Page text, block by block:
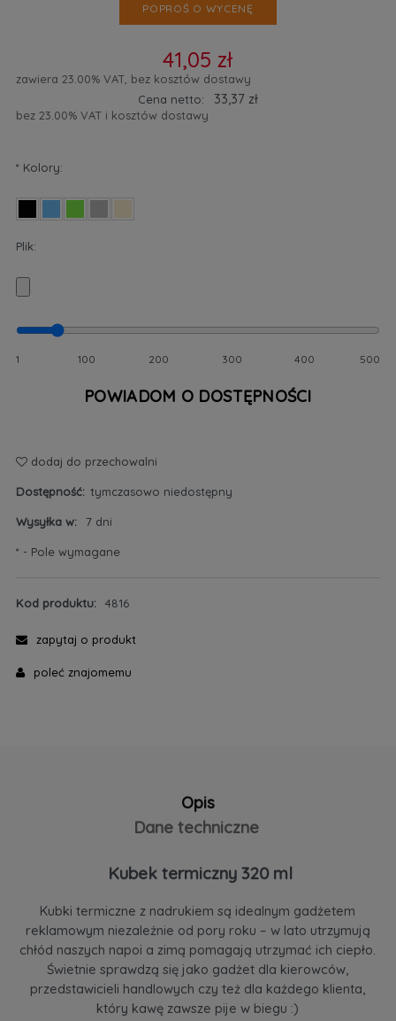
POPROŚ O WYCENĘ
41,05 zł
zawiera 23.00% VAT, bez kosztów dostawy
Cena netto:
33,37 zł
bez 23.00% VAT i kosztów dostawy
* Kolory:
Plik:
1 100 200 300 400 500
POWIADOM O DOSTĘPNOŚCI
dodaj do przechowalni
Dostępność: tymczasowo niedostępny
Wysyłka w: 7 dni
* - Pole wymagane
Kod produktu: 4816
zapytaj o produkt
poleć znajomemu
Opis
Dane techniczne
Kubek termiczny 320 ml
Kubki termiczne z nadrukiem są idealnym gadżetem
reklamowym niezależnie od pory roku – w lato utrzymują
chłód naszych napoi a zimą pomagają utrzymać ich ciepło.
Świetnie sprawdzą się jako gadżet dla kierowców,
przedstawicieli handlowych czy też dla każdego klienta,
który kawę zawsze pije w biegu :)